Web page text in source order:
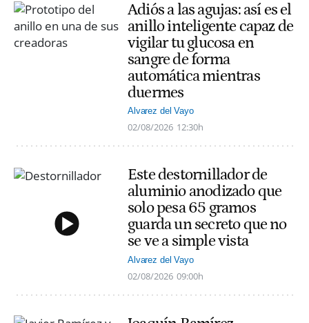
Adiós a las agujas: así es el
anillo inteligente capaz de
vigilar tu glucosa en
sangre de forma
automática mientras
duermes
Alvarez del Vayo
02/08/2026 12:30h
Este destornillador de
aluminio anodizado que
solo pesa 65 gramos
guarda un secreto que no
se ve a simple vista
Alvarez del Vayo
02/08/2026 09:00h